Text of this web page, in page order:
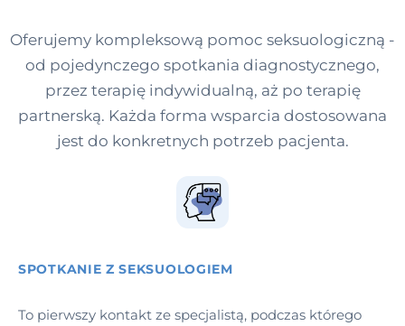
Oferujemy kompleksową pomoc seksuologiczną -
od pojedynczego spotkania diagnostycznego,
przez terapię indywidualną, aż po terapię
partnerską. Każda forma wsparcia dostosowana
jest do konkretnych potrzeb pacjenta.
SPOTKANIE Z SEKSUOLOGIEM
To pierwszy kontakt ze specjalistą, podczas którego